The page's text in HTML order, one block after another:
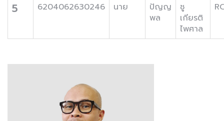
5 6204062630246 นาย
ปัญญ
พล
ชู
เกียรติ
ไพศาล